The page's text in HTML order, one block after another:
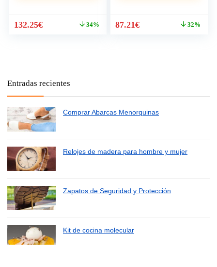
El
132.25€El
34%
El
87.21€El
32%
Entradas recientes
Comprar Abarcas Menorquinas
Relojes de madera para hombre y mujer
Zapatos de Seguridad y Protección
Kit de cocina molecular